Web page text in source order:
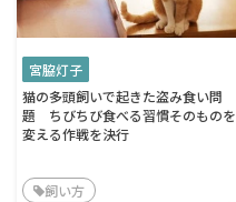
宮脇灯子
猫の多頭飼いで起きた盗み食い問
題 ちびちび食べる習慣そのものを
変える作戦を決行
飼い方